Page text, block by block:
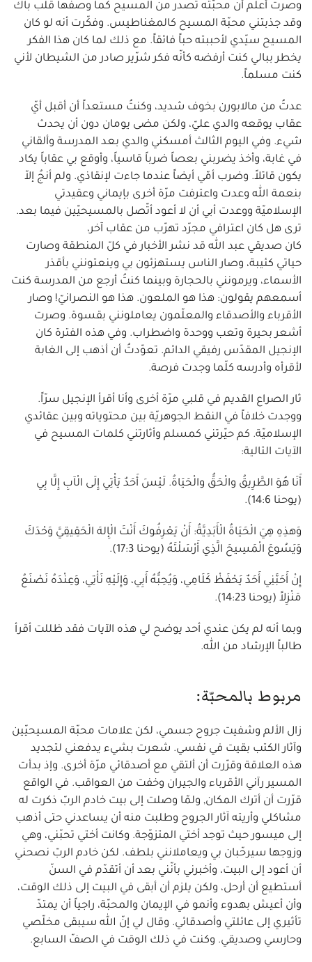
وصرت أعلم أن محبّته تصدر من المسيح كما وصفها قلب باك
وقد جذبتني محبّة المسيح كالمغناطيس. وفكّرت أنه لو كان
المسيح سيّدي لأحببته حباً فائقاً. مع ذلك لما كان هذا الفكر
يخطر ببالي كنت أرفضه كأنّه فكر شرّير صادر من الشيطان لأني
كنت مسلماً.
عدتُ من مالابورن بخوف شديد، وكنتُ مستعداً أن أقبل أيّ
عقاب يوقعه والدي عليّ، ولكن مضى يومان دون أن يحدث
شيء. وفي اليوم الثالث أمسكني والدي بعد المدرسة وألقاني
في غابة، وأخذ يضربني بعصاً ضرباً قاسياً، وأوقع بي عقاباً يكاد
يكون قاتلاً. وضرب أمّي أيضاً عندما جاءت لإنقاذي. ولم أنجُ إلاّ
بنعمة الله وعدت واعترفت مرّة أخرى بإيماني وعقيدتي
الإسلاميّة ووعدت أبي أن لا أعود أتّصل بالمسيحيّين فيما بعد.
ترى هل كان اعترافي مجرّد تهرّب من عقاب آخر،
كان صديقي عبد الله قد نشر الأخبار في كلّ المنطقة وصارت
حياتي كئيبة، وصار الناس يستهزئون بي وينعتونني بأقذر
الأسماء، ويرمونني بالحجارة وبينما كنتُ أرجع من المدرسة كنت
أسمعهم يقولون: هذا هو الملعون. هذا هو النصرانيّ! وصار
الأقرباء والأصدقاء والمعلّمون يعاملونني بقسوة. وصرت
أشعر بحيرة وتعب ووحدة واضطراب. وفي هذه الفترة كان
الإنجيل المقدّس رفيقي الدائم. تعوّدتُ أن أذهب إلى الغابة
لأقرأه وأدرسه كلّما وجدت فرصة.
ثار الصراع القديم في قلبي مرّة أخرى وأنا أقرأ الإنجيل سرّاً.
ووجدت خلافاً في النقط الجوهريّة بين محتوياته وبين عقائدي
الإسلاميّة. كم حيّرتني كمسلم وأثارتني كلمات المسيح في
الآيات التالية:
أَنَا هُوَ الطَّرِيقُ والْحَقُّ والْحَيَاةُ. لَيْسَ أَحَدٌ يَأْتِي إِلَى الْآبِ إِلَّا بِي
(يوحنا 14:6).
وَهذِهِ هِيَ الْحَيَاةُ الْأَبَدِيَّةُ: أَنْ يَعْرِفُوكَ أَنْتَ الْإِلهَ الْحَقِيقِيَّ وَحْدَكَ
وَيَسُوعَ الْمَسِيحَ الَّذِي أَرْسَلْتَهُ (يوحنا 17:3).
إِنْ أَحَبَّنِي أَحَدٌ يَحْفَظْ كَلَامِي، وَيُحِبُّهُ أَبِي، وَإِلَيْهِ نَأْتِي، وَعِنْدَهُ نَصْنَعُ
مَنْزِلاً (يوحنا 14:23).
وبما أنه لم يكن عندي أحد يوضح لي هذه الآيات فقد ظللت أقرأ
طالباً الإرشاد من الله.
مربوط بالمحبّة:
زال الألم وشفيت جروح جسمي، لكن علامات محبّة المسيحيّين
وآثار الكتب بقيت في نفسي. شعرت بشيء يدفعني لتجديد
هذه العلاقة وقرّرت أن ألتقي مع أصدقائي مرّة أخرى. وإذ بدأت
المسير رآني الأقرباء والجيران وخفت من العواقب. في الواقع
قرّرت أن أترك المكان, ولمّا وصلت إلى بيت خادم الربّ ذكرت له
مشاكلي وأريته آثار الجروح وطلبت منه أن يساعدني حتى أذهب
إلى ميسور حيث توجد أختي المتزوّجة. وكانت أختي تحبّني، وهي
وزوجها سيرحّبان بي ويعاملانني بلطف. لكن خادم الربّ نصحني
أن أعود إلى البيت، وأخبرني بأنّني بعد أن أتقدّم في السنّ
أستطيع أن أرحل، ولكن يلزم أن أبقى في البيت إلى ذلك الوقت،
وأن أعيش بهدوء وأنمو في الإيمان والمحبّة، راجياً أن يمتدّ
تأثيري إلى عائلتي وأصدقائي. وقال لي إنّ الله سيبقى مخلّصي
وحارسي وصديقي. وكنت في ذلك الوقت في الصفّ السابع.